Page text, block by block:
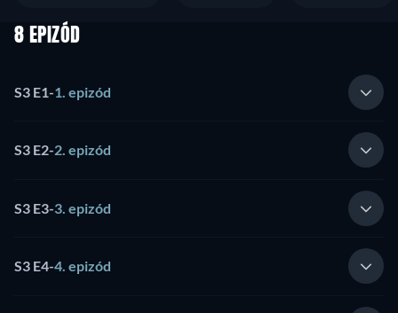
8 EPIZÓD
S3 E1-1. epizód
S3 E2-2. epizód
S3 E3-3. epizód
S3 E4-4. epizód